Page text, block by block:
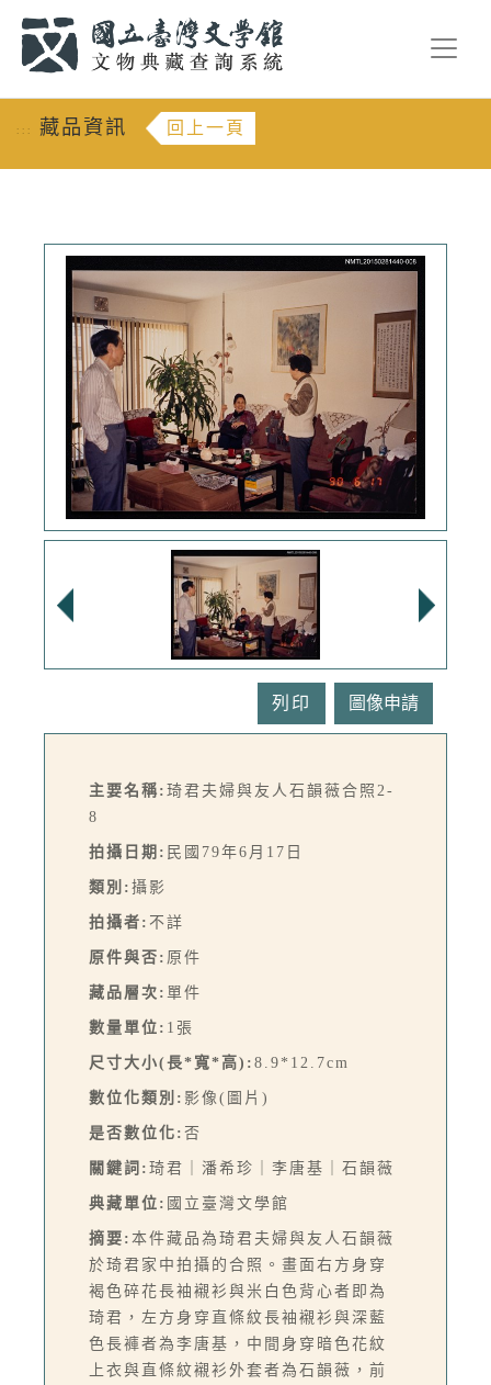
::: 藏品資訊 回上一頁
列印
主要名稱: 琦君夫婦與友人石韻薇合照2-
8
拍攝日期: 民國79年6月17日
類別: 攝影
拍攝者: 不詳
原件與否: 原件
藏品層次: 單件
數量單位: 1張
尺寸大小(長*寬*高): 8.9*12.7cm
數位化類別: 影像(圖片)
是否數位化: 否
關鍵詞: 琦君｜潘希珍｜李唐基｜石韻薇
典藏單位: 國立臺灣文學館
摘要: 本件藏品為琦君夫婦與友人石韻薇
於琦君家中拍攝的合照。畫面右方身穿
褐色碎花長袖襯衫與米白色背心者即為
琦君，左方身穿直條紋長袖襯衫與深藍
色長褲者為李唐基，中間身穿暗色花紋
上衣與直條紋襯衫外套者為石韻薇，前